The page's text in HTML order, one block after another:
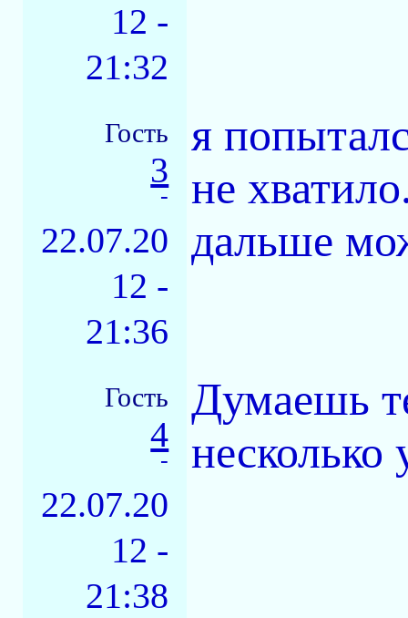
12 -
21:32
Гость
3
-
22.07.20
12 -
21:36
я
не
дальше
Гость
4
-
22.07.20
12 -
21:38
Думаешь